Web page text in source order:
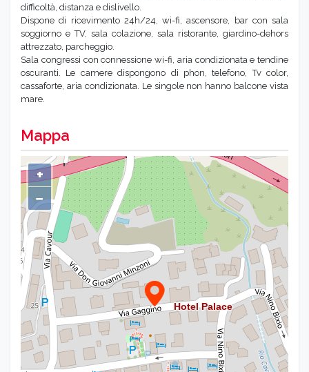
difficoltà, distanza e dislivello.
Dispone di ricevimento 24h/24, wi-fi, ascensore, bar con sala
soggiorno e TV, sala colazione, sala ristorante, giardino-dehors
attrezzato, parcheggio.
Sala congressi con connessione wi-fi, aria condizionata e tendine
oscuranti. Le camere dispongono di phon, telefono, Tv color,
cassaforte, aria condizionata. Le singole non hanno balcone vista
mare.
Mappa
+
−